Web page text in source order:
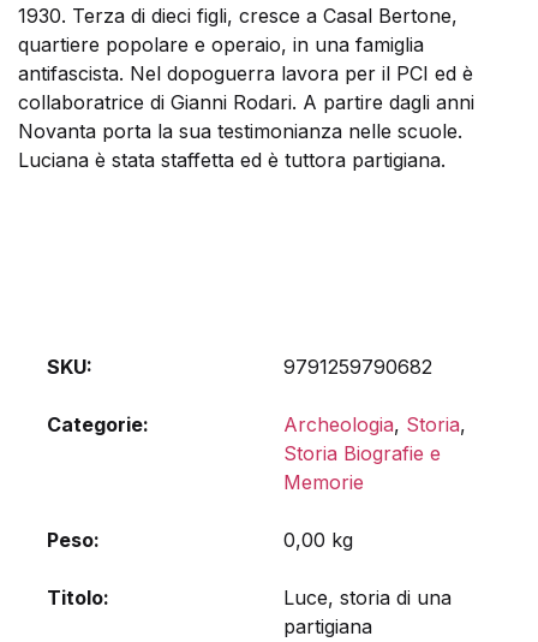
1930. Terza di dieci figli, cresce a Casal Bertone,
quartiere popolare e operaio, in una famiglia
antifascista. Nel dopoguerra lavora per il PCI ed è
collaboratrice di Gianni Rodari. A partire dagli anni
Novanta porta la sua testimonianza nelle scuole.
Luciana è stata staffetta ed è tuttora partigiana.
SKU: 9791259790682
Categorie: Archeologia, Storia,
Storia Biografie e
Memorie
Peso 0,00 kg
Titolo
Luce, storia di una
partigiana